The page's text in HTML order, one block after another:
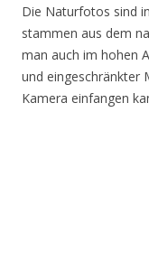
Die Naturfotos sind
stammen aus dem
man auch im hohen
und eingeschränkter
Kamera einfangen